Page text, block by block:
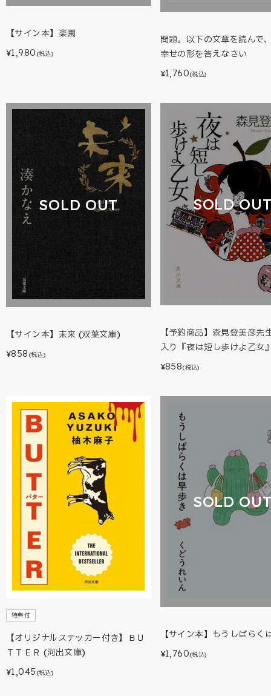
【サイン本】楽園
¥1,980 (税込)
問題。以下の文章を読んで
幸せの形を答えなさい
¥1,760(税込)
SOLD OUT
【サイン本】未来 (双葉文庫)
¥858 (税込)
SOLD
【予約商品】森見登美彦先
入り『夜は短し歩けよ乙女
¥858(税込)
特典付
【オリジナルステッカー付き】ＢＵ
ＴＴＥＲ (河出文庫)
¥1,045 (税込)
SOLD
【サイン本】もうしばらく
¥1,760(税込)